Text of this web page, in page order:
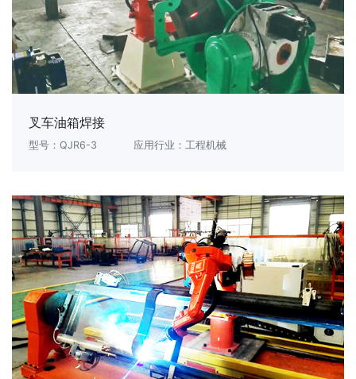
叉车油箱焊接
型号：QJR6-3 应用行业：工程机械